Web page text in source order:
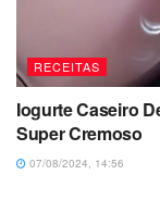
RECEITAS
Iogurte Caseiro
Super Cremoso
07/08/2024, 14:56